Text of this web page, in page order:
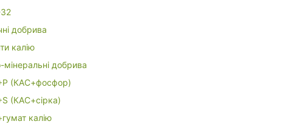
добрива
калію
добрива
(КАС+фосфор)
(КАС+сірка)
калію